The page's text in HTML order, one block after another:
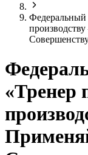
Федеральный
«Тренер